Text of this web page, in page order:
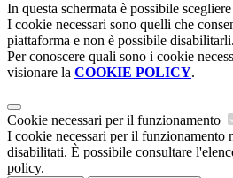
In questa schermata è possibile
I cookie necessari sono quelli che
piattaforma e non è possibile disabilitarli.
Per conoscere quali sono i cookie
visionare la COOKIE POLICY.
Cookie necessari per il funzionamento
I cookie necessari per il funzionamento
disabilitati. È possibile consultare
policy.